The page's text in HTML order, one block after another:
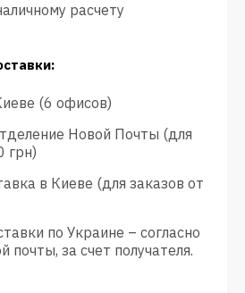
расчету
(6 офисов)
Новой Почты (для
грн)
в Киеве (для заказов от
по Украине – согласно
за счет получателя.